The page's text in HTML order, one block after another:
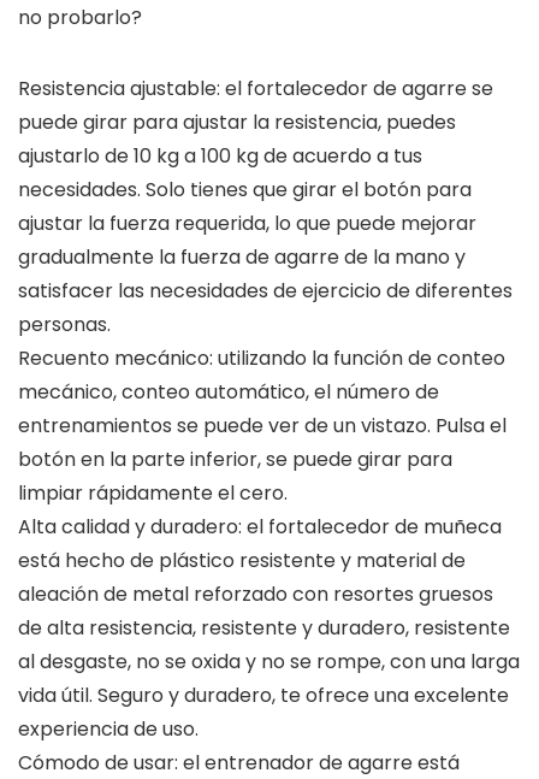
no probarlo?
Resistencia ajustable: el fortalecedor de agarre se
puede girar para ajustar la resistencia, puedes
ajustarlo de 10 kg a 100 kg de acuerdo a tus
necesidades. Solo tienes que girar el botón para
ajustar la fuerza requerida, lo que puede mejorar
gradualmente la fuerza de agarre de la mano y
satisfacer las necesidades de ejercicio de diferentes
personas.
Recuento mecánico: utilizando la función de conteo
mecánico, conteo automático, el número de
entrenamientos se puede ver de un vistazo. Pulsa el
botón en la parte inferior, se puede girar para
limpiar rápidamente el cero.
Alta calidad y duradero: el fortalecedor de muñeca
está hecho de plástico resistente y material de
aleación de metal reforzado con resortes gruesos
de alta resistencia, resistente y duradero, resistente
al desgaste, no se oxida y no se rompe, con una larga
vida útil. Seguro y duradero, te ofrece una excelente
experiencia de uso.
Cómodo de usar: el entrenador de agarre está